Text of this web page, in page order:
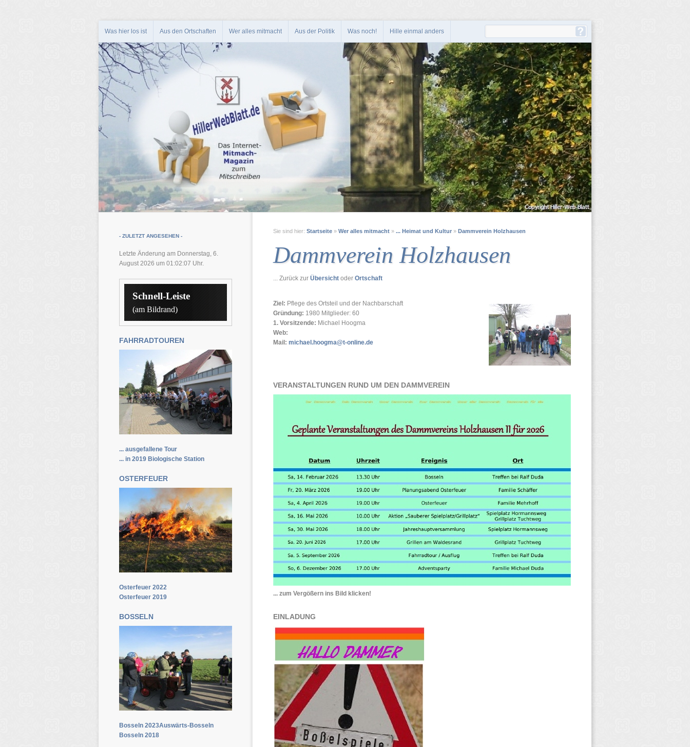
Was hier los ist Aus den Ortschaften Wer alles mitmacht Aus der Politik Was noch! Hille einmal anders
- ZULETZT ANGESEHEN -
Letzte Änderung am Donnerstag, 6.
August 2026 um 01:02:07 Uhr.
Schnell-Leiste
(am Bildrand)
FAHRRADTOUREN
... ausgefallene Tour
... in 2019 Biologische Station
OSTERFEUER
Osterfeuer 2022
Osterfeuer 2019
BOSSELN
Bosseln 2023Auswärts-Bosseln
Bosseln 2018
Sie sind hier: Startseite » Wer alles mitmacht » ... Heimat und Kultur » Dammverein Holzhausen
Dammverein Holzhausen
... Zurück zur Übersicht oder Ortschaft
Ziel: Pflege des Ortsteil und der Nachbarschaft
Gründung: 1980 Mitglieder: 60
1. Vorsitzende: Michael Hoogma
Web:
Mail: michael.hoogma@t-online.de
VERANSTALTUNGEN RUND UM DEN DAMMVEREIN
... zum Vergößern ins Bild klicken!
EINLADUNG